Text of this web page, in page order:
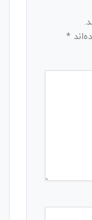
*